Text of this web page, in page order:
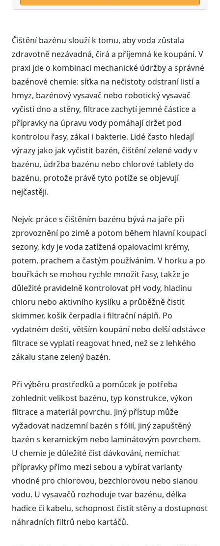
Čištění bazénu slouží k tomu, aby voda zůstala
zdravotně nezávadná, čirá a příjemná ke koupání. V
praxi jde o kombinaci mechanické údržby a správné
bazénové chemie: síťka na nečistoty odstraní listí a
hmyz, bazénový vysavač nebo robotický vysavač
vyčistí dno a stěny, filtrace zachytí jemné částice a
přípravky na úpravu vody pomáhají držet pod
kontrolou řasy, zákal i bakterie. Lidé často hledají
výrazy jako jak vyčistit bazén, čištění zelené vody v
bazénu, údržba bazénu nebo chlorové tablety do
bazénu, protože právě tyto potíže se objevují
nejčastěji.
Nejvíc práce s čištěním bazénu bývá na jaře při
zprovoznění po zimě a potom během hlavní koupací
sezony, kdy je voda zatížená opalovacími krémy,
potem, prachem a častým používáním. V horku a po
bouřkách se mohou rychle množit řasy, takže je
důležité pravidelně kontrolovat pH vody, hladinu
chloru nebo aktivního kyslíku a průběžně čistit
skimmer, košík čerpadla i filtrační náplň. Po
vydatném dešti, větším koupání nebo delší odstávce
filtrace se vyplatí reagovat hned, než se z lehkého
zákalu stane zelený bazén.
Při výběru prostředků a pomůcek je potřeba
zohlednit velikost bazénu, typ konstrukce, výkon
filtrace a materiál povrchu. Jiný přístup může
vyžadovat nadzemní bazén s fólií, jiný zapuštěný
bazén s keramickým nebo laminátovým povrchem.
U chemie je důležité číst dávkování, nemíchat
přípravky přímo mezi sebou a vybírat varianty
vhodné pro chlorovou, bezchlorovou nebo slanou
vodu. U vysavačů rozhoduje tvar bazénu, délka
hadice či kabelu, schopnost čistit stěny a dostupnost
náhradních filtrů nebo kartáčů.